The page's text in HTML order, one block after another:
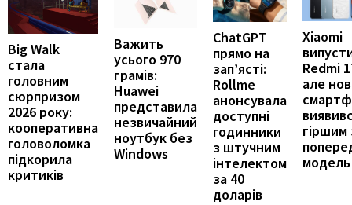
Big Walk
стала
головним
сюрпризом
2026 року:
кооперативна
головоломка
підкорила
критиків
Важить
усього 970
грамів:
Huawei
представила
незвичайний
ноутбук без
Windows
ChatGPT
прямо на
зап’ясті:
Rollme
анонсувала
доступні
годинники
з штучним
інтелектом
за 40
доларів
Xiaomi
Redmi
але
гіршим
модель